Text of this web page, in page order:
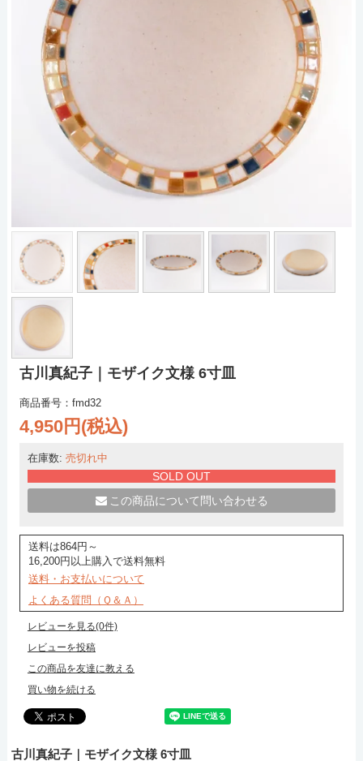
古川真紀子｜モザイク文様 6寸皿
商品番号：fmd32
4,950円(税込)
在庫数: 売切れ中
SOLD OUT
この商品について問い合わせる
送料は864円～
16,200円以上購入で送料無料
送料・お支払いについて
よくある質問（Ｑ＆Ａ）
レビューを見る(0件)
レビューを投稿
この商品を友達に教える
買い物を続ける
古川真紀子｜モザイク文様 6寸皿